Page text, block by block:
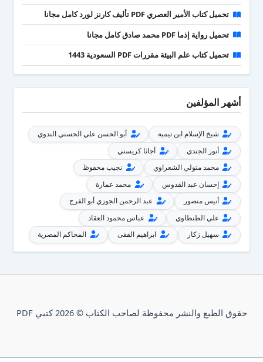
تحميل كتاب الأمير العصري PDF تأليف كارنز لورد كامل مجانا
تحميل رواية إذما PDF محمد صادق كامل مجانا
تحميل كتاب علم البيئة مقررات PDF السعودية 1443
أشهر المؤلفين
شيخ الإسلام ابن تيمية
أبو الحسن علي الحسني الندوي
أنور الجندي
أجاثا كريستي
محمد متولي الشعراوي
نجيب محفوظ
إحسان عبد القدوس
محمد عمارة
أنيس منصور
عبد الرحمن الجوزي أبو الفرج
علي الطنطاوي
عباس محمود العقاد
سهيل زكار
ابراهيم الفقى المحاكم المصرية
حقوق الطبع والنشر محفوظة لصاحب الكتاب © 2026 كتبي PDF